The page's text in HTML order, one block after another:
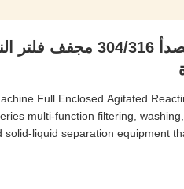
Full Enclosed Agitated
multi-function filtering,
liquid separation equipment